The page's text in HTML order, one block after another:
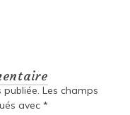
Les champs
avec *